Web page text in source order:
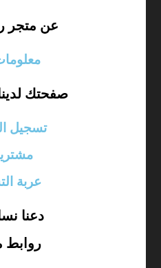
عن متجر
صفحتك
تسجيل
عربة
دعنا
روابط